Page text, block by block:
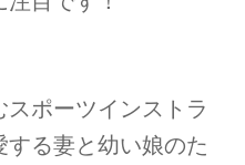
ポーツインストラ
る妻と幼い娘のた